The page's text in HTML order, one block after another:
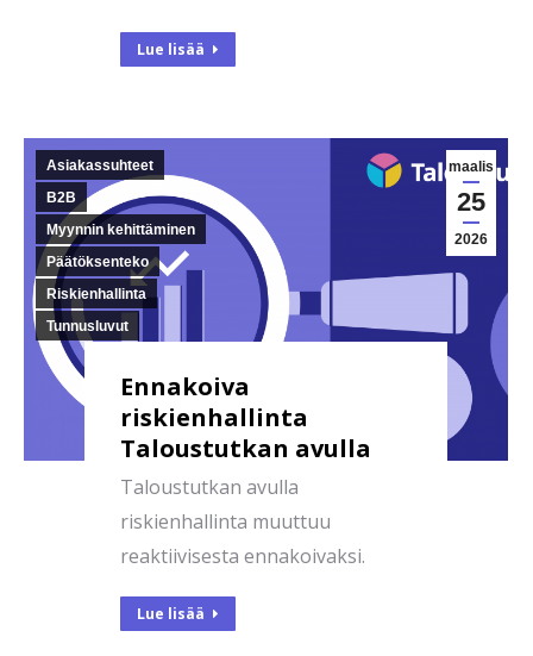
Lue lisää
maalis
25
2026
Asiakassuhteet
B2B
Myynnin kehittäminen
Päätöksenteko
Riskienhallinta
Tunnusluvut
Ennakoiva
riskienhallinta
Taloustutkan avulla
Taloustutkan avulla
riskienhallinta muuttuu
reaktiivisesta ennakoivaksi.
Lue lisää